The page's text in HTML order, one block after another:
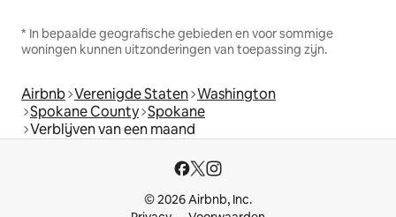
* In bepaalde geografische gebieden en voor sommige
woningen kunnen uitzonderingen van toepassing zijn.
Airbnb Verenigde Staten Washington
Spokane County Spokane
Verblijven van een maand
© 2026 Airbnb, Inc.